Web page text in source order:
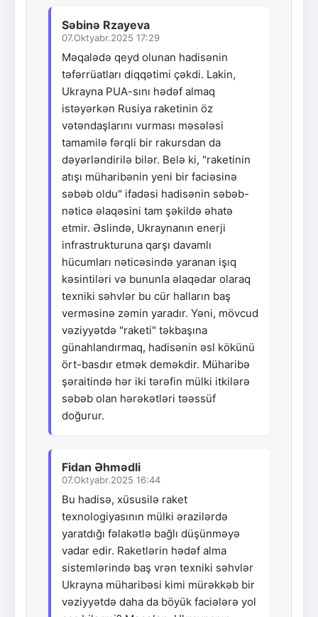
Səbinə Rzayeva
07.Oktyabr.2025 17:29
Məqalədə qeyd olunan hadisənin
təfərrüatları diqqətimi çəkdi. Lakin,
Ukrayna PUA-sını hədəf almaq
istəyərkən Rusiya raketinin öz
vətəndaşlarını vurması məsələsi
tamamilə fərqli bir rakursdan da
dəyərləndirilə bilər. Belə ki, "raketinin
atışı müharibənin yeni bir faciəsinə
səbəb oldu" ifadəsi hadisənin səbəb-
nəticə əlaqəsini tam şəkildə əhatə
etmir. Əslində, Ukraynanın enerji
infrastrukturuna qarşı davamlı
hücumları nəticəsində yaranan işıq
kəsintiləri və bununla əlaqədar olaraq
texniki səhvlər bu cür halların baş
verməsinə zəmin yaradır. Yəni, mövcud
vəziyyətdə "raketi" təkbaşına
günahlandırmaq, hadisənin əsl kökünü
ört-basdır etmək deməkdir. Müharibə
şəraitində hər iki tərəfin mülki itkilərə
səbəb olan hərəkətləri təəssüf
doğurur.
Fidan Əhmədli
07.Oktyabr.2025 16:44
Bu hadisə, xüsusilə raket
texnologiyasının mülki ərazilərdə
yaratdığı fəlakətlə bağlı düşünməyə
vadar edir. Raketlərin hədəf alma
sistemlərində baş vrən texniki səhvlər
Ukrayna müharibəsi kimi mürəkkəb bir
vəziyyətdə daha da böyük faciələrə yol